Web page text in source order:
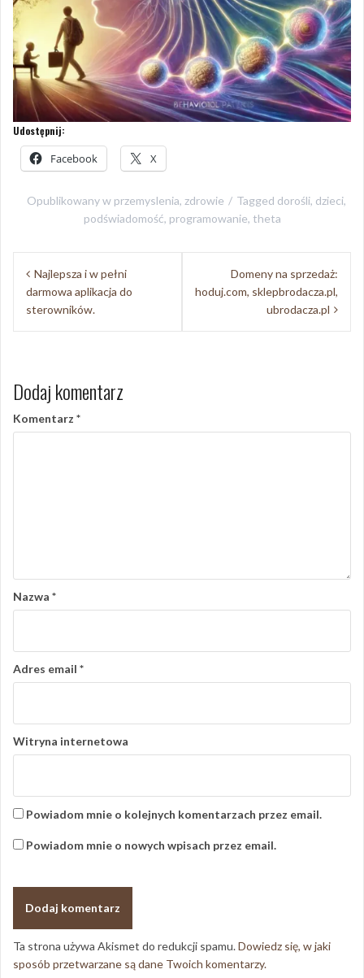
Udostępnij:
Facebook X
Opublikowany w przemyslenia, zdrowie Tagged dorośli, dzieci,
podświadomość, programowanie, theta
Nawigacja
wpisu
Najlepsza i w pełni
darmowa aplikacja do
sterowników.
Domeny na sprzedaż:
hoduj.com, sklepbrodacza.pl,
ubrodacza.pl
Dodaj komentarz
Komentarz *
Nazwa *
Adres email *
Witryna internetowa
Powiadom mnie o kolejnych komentarzach przez email.
Powiadom mnie o nowych wpisach przez email.
Ta strona używa Akismet do redukcji spamu.Dowiedz się, w jaki
sposób przetwarzane są dane Twoich komentarzy.